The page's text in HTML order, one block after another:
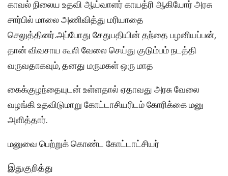
காவல் நிலைய உதவி ஆய்வாளர் காயத்ரி ஆகியோர் அரசு
சார்பில் மாலை அணிவித்து மரியாதை
செலுத்தினர்.அப்போது சேதுபதியின் தந்தை பழனியப்பன்,
தான் விவசாய கூலி வேலை செய்து குடும்பம் நடத்தி
வருவதாகவும், தனது மருமகள் ஒரு மாத
கைக்குழந்தையுடன் உள்ளதால் ஏதாவது அரசு வேலை
வழங்கி உதவிடுமாறு கோட்டாசியரிடம் கோரிக்கை மனு
அளித்தார்.
மனுவை பெற்றுக் கொண்ட கோட்டாட்சியர்
இதுகுறித்து